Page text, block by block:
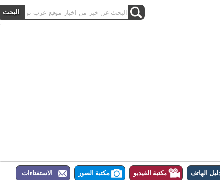
الهاتف مكتبة الفيديو مكتبة الصور الاستفتاءات